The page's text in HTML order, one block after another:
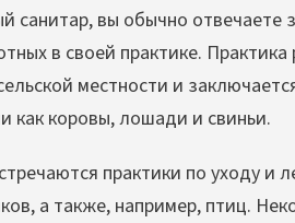
санитар, вы обычно отвечаете
в своей практике.
местности и
как коровы, лошади и свиньи.
практики по уходу и
а также, например, птиц.